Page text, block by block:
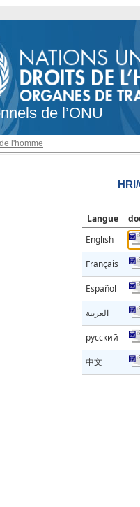
de l’ONU
l'homme
Langue
English
Français
Español
العربية
русский
中文